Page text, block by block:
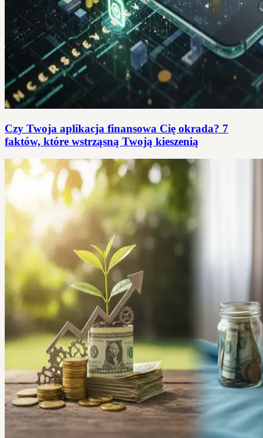
Czy Twoja aplikacja finansowa Cię okrada? 7
faktów, które wstrząsną Twoją kieszenią